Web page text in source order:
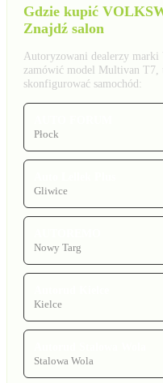
Gdzie kupić
Znajdź salon
Autoryzowani dealerzy
zamówić model Multivan T7,
skonfigurować samochód:
Płock
Gliwice
Nowy Targ
Kielce
Stalowa Wola